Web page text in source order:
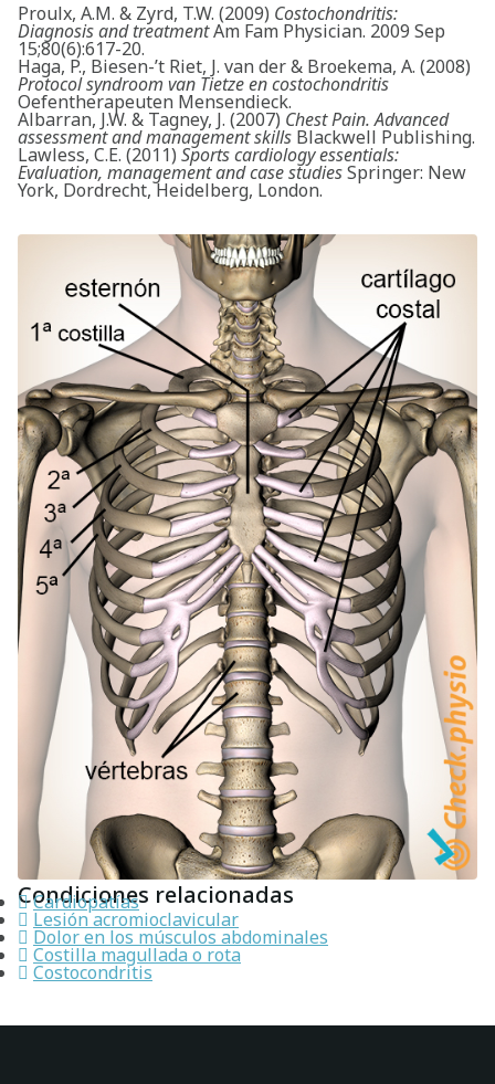
Proulx, A.M. & Zyrd, T.W. (2009) Costochondritis:
Diagnosis and treatmentAm Fam Physician. 2009 Sep
15;80(6):617-20.
Haga, P., Biesen-’t Riet, J. van der & Broekema, A. (2008)
Protocol syndroom van Tietze en costochondritis
Oefentherapeuten Mensendieck.
Albarran, J.W. & Tagney, J. (2007) Chest Pain. Advanced
assessment and management skills Blackwell Publishing.
Lawless, C.E. (2011) Sports cardiology essentials:
Evaluation, management and case studiesSpringer: New
York, Dordrecht, Heidelberg, London.
Condiciones relacionadas
Cardiopatías
Lesión acromioclavicular
Dolor en los músculos abdominales
Costilla magullada o rota
Costocondritis